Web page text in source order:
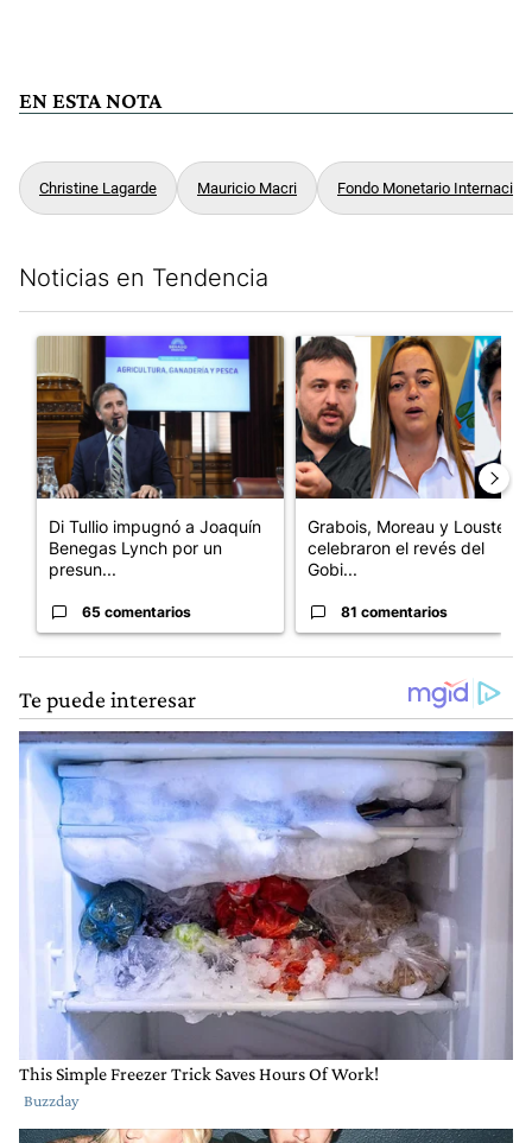
EN ESTA NOTA
Christine Lagarde Mauricio Macri Fondo Monetario
Noticias en Tendencia
Un artículo de tendencia con el título "Di Tullio impugnó a
Di Tullio impugnó a Joaquín
Benegas Lynch por un
presun...
65 comentarios
Un artículo de tendencia con
Grabois, Moreau y Lousteau
celebraron el revés del
Gobi...
81 comentarios